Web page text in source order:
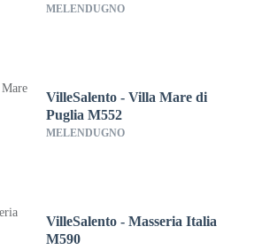
MELENDUGNO
VilleSalento - Villa Mare di
Puglia M552
MELENDUGNO
VilleSalento - Masseria Italia
M590